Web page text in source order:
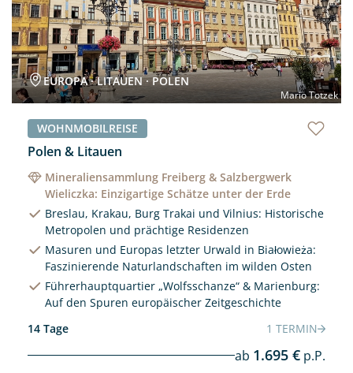
Mario Totzek
EUROPA · LITAUEN · POLEN
WOHNMOBILREISE
Polen & Litauen
Mineraliensammlung Freiberg & Salzbergwerk
Wieliczka: Einzigartige Schätze unter der Erde
Breslau, Krakau, Burg Trakai und Vilnius: Historische
Metropolen und prächtige Residenzen
Masuren und Europas letzter Urwald in Białowieża:
Faszinierende Naturlandschaften im wilden Osten
Führerhauptquartier „Wolfsschanze“ & Marienburg:
Auf den Spuren europäischer Zeitgeschichte
14 Tage
1 TERMIN
ab 1.695 € p.P.